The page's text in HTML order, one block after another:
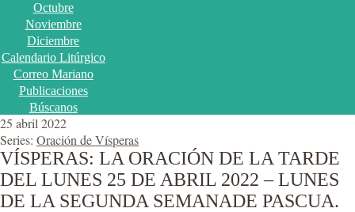
Octubre
Noviembre
Diciembre
Calendario Litúrgico
Correo Mariano
Publicaciones
Búscanos
25 abril 2022
Series: Oración de Vísperas
VÍSPERAS: LA ORACIÓN DE LA TARDE
DEL LUNES 25 DE ABRIL 2022 – LUNES
DE LA SEGUNDA SEMANADE PASCUA.